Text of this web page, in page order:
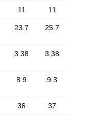
11 11
23.7 25.7
3.38 3.38
8.9 9.3
36 37